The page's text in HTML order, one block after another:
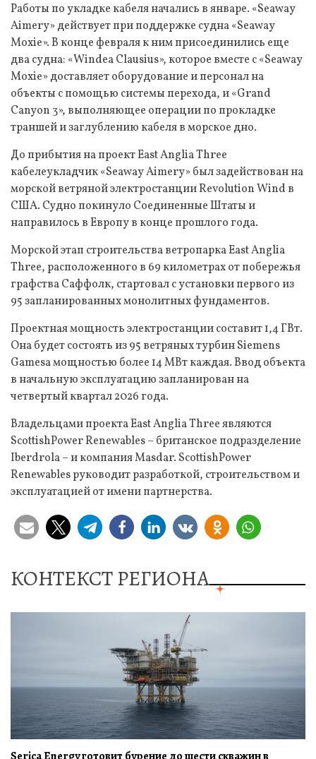
Работы по укладке кабеля начались в январе. «Seaway
Aimery» действует при поддержке судна «Seaway
Moxie». В конце февраля к ним присоединились еще
два судна: «Windea Clausius», которое вместе с «Seaway
Moxie» доставляет оборудование и персонал на
объекты с помощью системы перехода, и «Grand
Canyon 3», выполняющее операции по прокладке
траншей и заглублению кабеля в морское дно.
До прибытия на проект East Anglia Three
кабелеукладчик «Seaway Aimery» был задействован на
морской ветряной электростанции Revolution Wind в
США. Судно покинуло Соединенные Штаты и
направилось в Европу в конце прошлого года.
Морской этап строительства ветропарка East Anglia
Three, расположенного в 69 километрах от побережья
графства Саффолк, стартовал с установки первого из
95 запланированных монолитных фундаментов.
Проектная мощность электростанции составит 1,4 ГВт.
Она будет состоять из 95 ветряных турбин Siemens
Gamesa мощностью более 14 МВт каждая. Ввод объекта
в начальную эксплуатацию запланирован на
четвертый квартал 2026 года.
Владельцами проекта East Anglia Three являются
ScottishPower Renewables – британское подразделение
Iberdrola – и компания Masdar. ScottishPower
Renewables руководит разработкой, строительством и
эксплуатацией от имени партнерства.
КОНТЕКСТ РЕГИОНА